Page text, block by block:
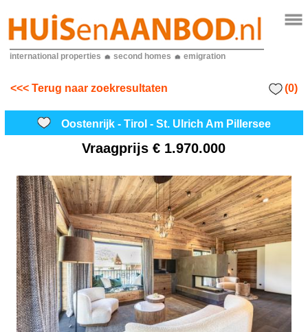
international properties second homes emigration
<<< Terug naar zoekresultaten (0)
Oostenrijk - Tirol - St. Ulrich Am Pillersee
Vraagprijs€ 1.970.000